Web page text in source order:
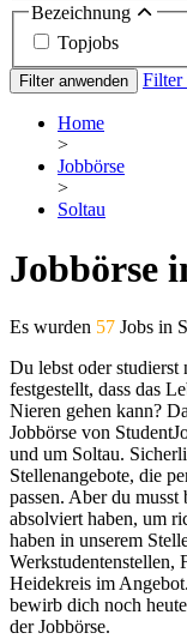
Bezeichnung
Topjobs
Filter anwenden Filter
Home
>
Jobbörse
>
Soltau
Jobbörse
Es wurden 57 Jobs in
Du lebst oder studierst
festgestellt, dass das
Nieren gehen kann?
Jobbörse von
und um Soltau.
Stellenangebote, die
passen. Aber du
absolviert haben, um
haben in unserem
Heidekreis im
bewirb dich noch
der Jobbörse.